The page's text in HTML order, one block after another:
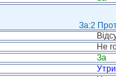
За:2
Не
За